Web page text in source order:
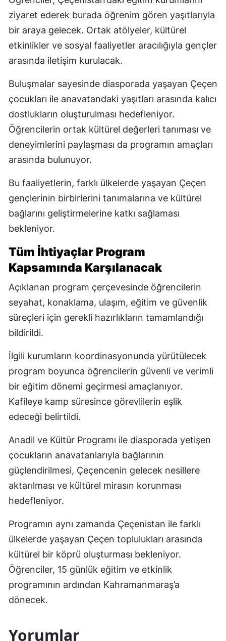
ziyaret ederek burada öğrenim gören yaşıtlarıyla
bir araya gelecek. Ortak atölyeler, kültürel
etkinlikler ve sosyal faaliyetler aracılığıyla gençler
arasında iletişim kurulacak.
Buluşmalar sayesinde diasporada yaşayan Çeçen
çocukları ile anavatandaki yaşıtları arasında kalıcı
dostlukların oluşturulması hedefleniyor.
Öğrencilerin ortak kültürel değerleri tanıması ve
deneyimlerini paylaşması da programın amaçları
arasında bulunuyor.
Bu faaliyetlerin, farklı ülkelerde yaşayan Çeçen
gençlerinin birbirlerini tanımalarına ve kültürel
bağlarını geliştirmelerine katkı sağlaması
bekleniyor.
Tüm İhtiyaçlar Program
Kapsamında Karşılanacak
Açıklanan program çerçevesinde öğrencilerin
seyahat, konaklama, ulaşım, eğitim ve güvenlik
süreçleri için gerekli hazırlıkların tamamlandığı
bildirildi.
İlgili kurumların koordinasyonunda yürütülecek
program boyunca öğrencilerin güvenli ve verimli
bir eğitim dönemi geçirmesi amaçlanıyor.
Kafileye kamp süresince görevlilerin eşlik
edeceği belirtildi.
Anadil ve Kültür Programı ile diasporada yetişen
çocukların anavatanlarıyla bağlarının
güçlendirilmesi, Çeçencenin gelecek nesillere
aktarılması ve kültürel mirasın korunması
hedefleniyor.
Programın aynı zamanda Çeçenistan ile farklı
ülkelerde yaşayan Çeçen toplulukları arasında
kültürel bir köprü oluşturması bekleniyor.
Öğrenciler, 15 günlük eğitim ve etkinlik
programının ardından Kahramanmaraş’a
dönecek.
Yorumlar